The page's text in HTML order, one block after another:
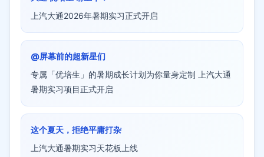
上汽大通2026年暑期实习正式开启
@屏幕前的超新星们
专属「优培生」的暑期成长计划为你量身定制 上汽大通
暑期实习项目正式开启
这个夏天，拒绝平庸打杂
上汽大通暑期实习天花板上线